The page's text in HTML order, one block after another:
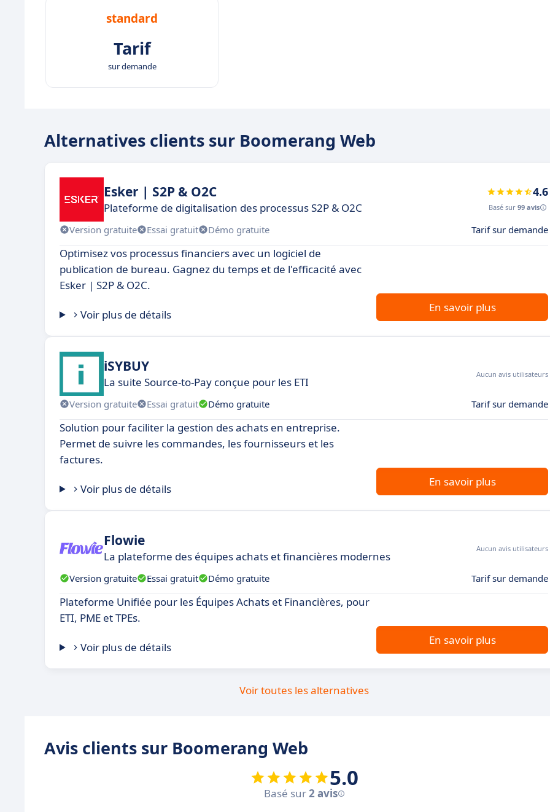
standard
Tarif
sur demande
Alternatives clients sur Boomerang Web
Esker | S2P & O2C
Plateforme de digitalisation des processus S2P & O2C
4.6
Basé sur 99 avis
Version gratuite Essai gratuit Démo gratuite Tarif sur demande
Optimisez vos processus financiers avec un logiciel de
publication de bureau. Gagnez du temps et de l'efficacité avec
Esker | S2P & O2C.
Voir plus de détails
En savoir plus
iSYBUY
La suite Source-to-Pay conçue pour les ETI
Aucun avis utilisateurs
Version gratuite Essai gratuit Démo gratuite Tarif sur demande
Solution pour faciliter la gestion des achats en entreprise.
Permet de suivre les commandes, les fournisseurs et les
factures.
Voir plus de détails
En savoir plus
Flowie
La plateforme des équipes achats et financières modernes
Aucun avis utilisateurs
Version gratuite Essai gratuit Démo gratuite Tarif sur demande
Plateforme Unifiée pour les Équipes Achats et Financières, pour
ETI, PME et TPEs.
Voir plus de détails
En savoir plus
Voir toutes les alternatives
Avis clients sur Boomerang Web
5.0
Basé sur2 avis